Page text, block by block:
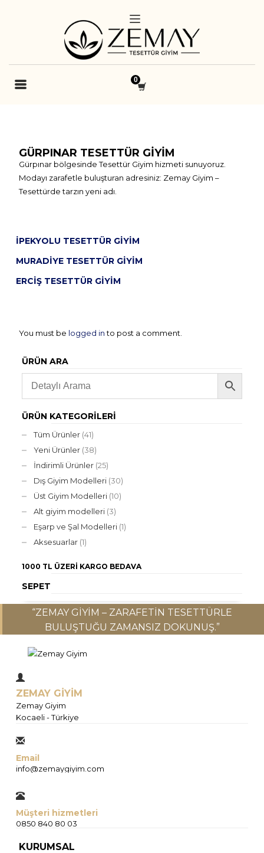
GÜRPINAR TESETTÜR GIYIM
Gürpınar bölgesinde Tesettür Giyim hizmeti sunuyoruz.
Modayı zarafetle buluşturan adresiniz: Zemay Giyim –
Tesettürde tarzın yeni adı.
İPEKYOLU TESETTÜR GIYIM
MURADIYE TESETTÜR GIYIM
ERCIŞ TESETTÜR GIYIM
You must be logged into post a comment.
ÜRÜN ARA
ÜRÜN KATEGORILERI
Tüm Ürünler (41)
Yeni Ürünler (38)
İndirimli Ürünler (25)
Dış Giyim Modelleri (30)
Üst Giyim Modelleri (10)
Alt giyim modelleri (3)
Eşarp ve Şal Modelleri (1)
Aksesuarlar (1)
1000 TL ÜZERI KARGO BEDAVA
SEPET
“ZEMAY GIYIM – ZARAFETIN TESETTÜRLE
BULUŞTUĞU ZAMANSIZ DOKUNUŞ.”
ZEMAY GİYİM
Zemay Giyim
Kocaeli - Türkiye
Email
info@zemaygiyim.com
Müşteri hizmetleri
0850 840 80 03
KURUMSAL